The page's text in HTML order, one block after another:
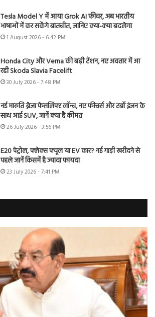
Tesla Model Y में आया Grok AI फीचर, अब भारतीय
भाषाओं में कर सकेंगे बातचीत, जानिए क्या-क्या बदलेगा
1 August 2026 - 6:42 PM
Honda City और Verna की बढ़ी टेंशन, नए अवतार में आ
रही Skoda Slavia Facelift
30 July 2026 - 7:48 PM
नई मारुति ब्रेजा फेसलिफ्ट लॉन्च, नए फीचर्स और टर्बो इंजन के
साथ आई SUV, जानें क्या है कीमत
26 July 2026 - 3:56 PM
E20 पेट्रोल, फ्लेक्स फ्यूल या EV कार? नई गाड़ी खरीदने से
पहले जानें किसमें है ज्यादा फायदा
23 July 2026 - 7:41 PM